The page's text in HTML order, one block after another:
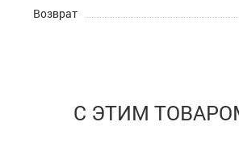
Возврат
С ЭТИМ